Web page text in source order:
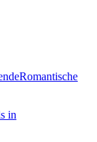
Romantische
in